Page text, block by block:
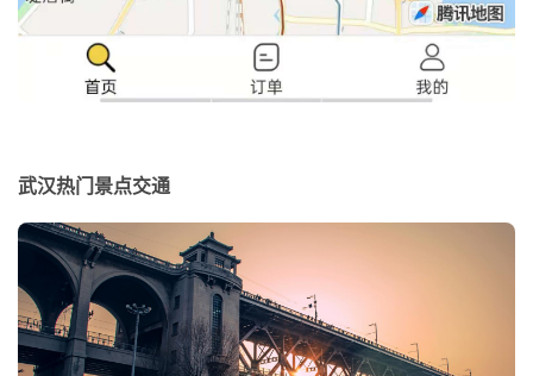
武汉热门景点交通